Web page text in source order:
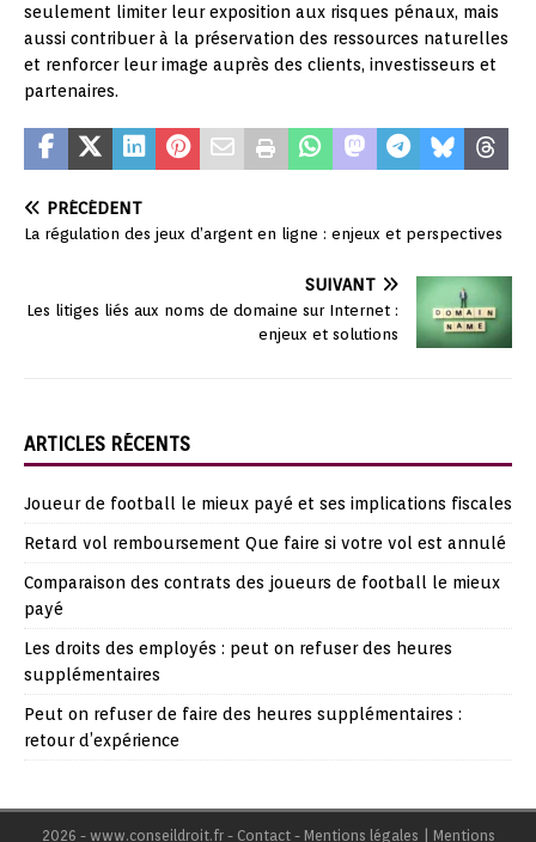
seulement limiter leur exposition aux risques pénaux, mais
aussi contribuer à la préservation des ressources naturelles
et renforcer leur image auprès des clients, investisseurs et
partenaires.
PRÉCÉDENT
La régulation des jeux d’argent en ligne : enjeux et perspectives
SUIVANT
Les litiges liés aux noms de domaine sur Internet :
enjeux et solutions
ARTICLES RÉCENTS
Joueur de football le mieux payé et ses implications fiscales
Retard vol remboursement Que faire si votre vol est annulé
Comparaison des contrats des joueurs de football le mieux
payé
Les droits des employés : peut on refuser des heures
supplémentaires
Peut on refuser de faire des heures supplémentaires :
retour d’expérience
2026 - www.conseildroit.fr - Contact - Mentions légales | Mentions